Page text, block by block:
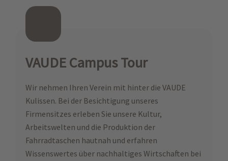
VAUDE Campus Tour
Wir nehmen Ihren Verein mit hinter die VAUDE
Kulissen. Bei der Besichtigung unseres
Firmensitzes erleben Sie unsere Kultur,
Arbeitswelten und die Produktion der
Fahrradtaschen hautnah und erfahren
Wissenswertes über nachhaltiges Wirtschaften bei